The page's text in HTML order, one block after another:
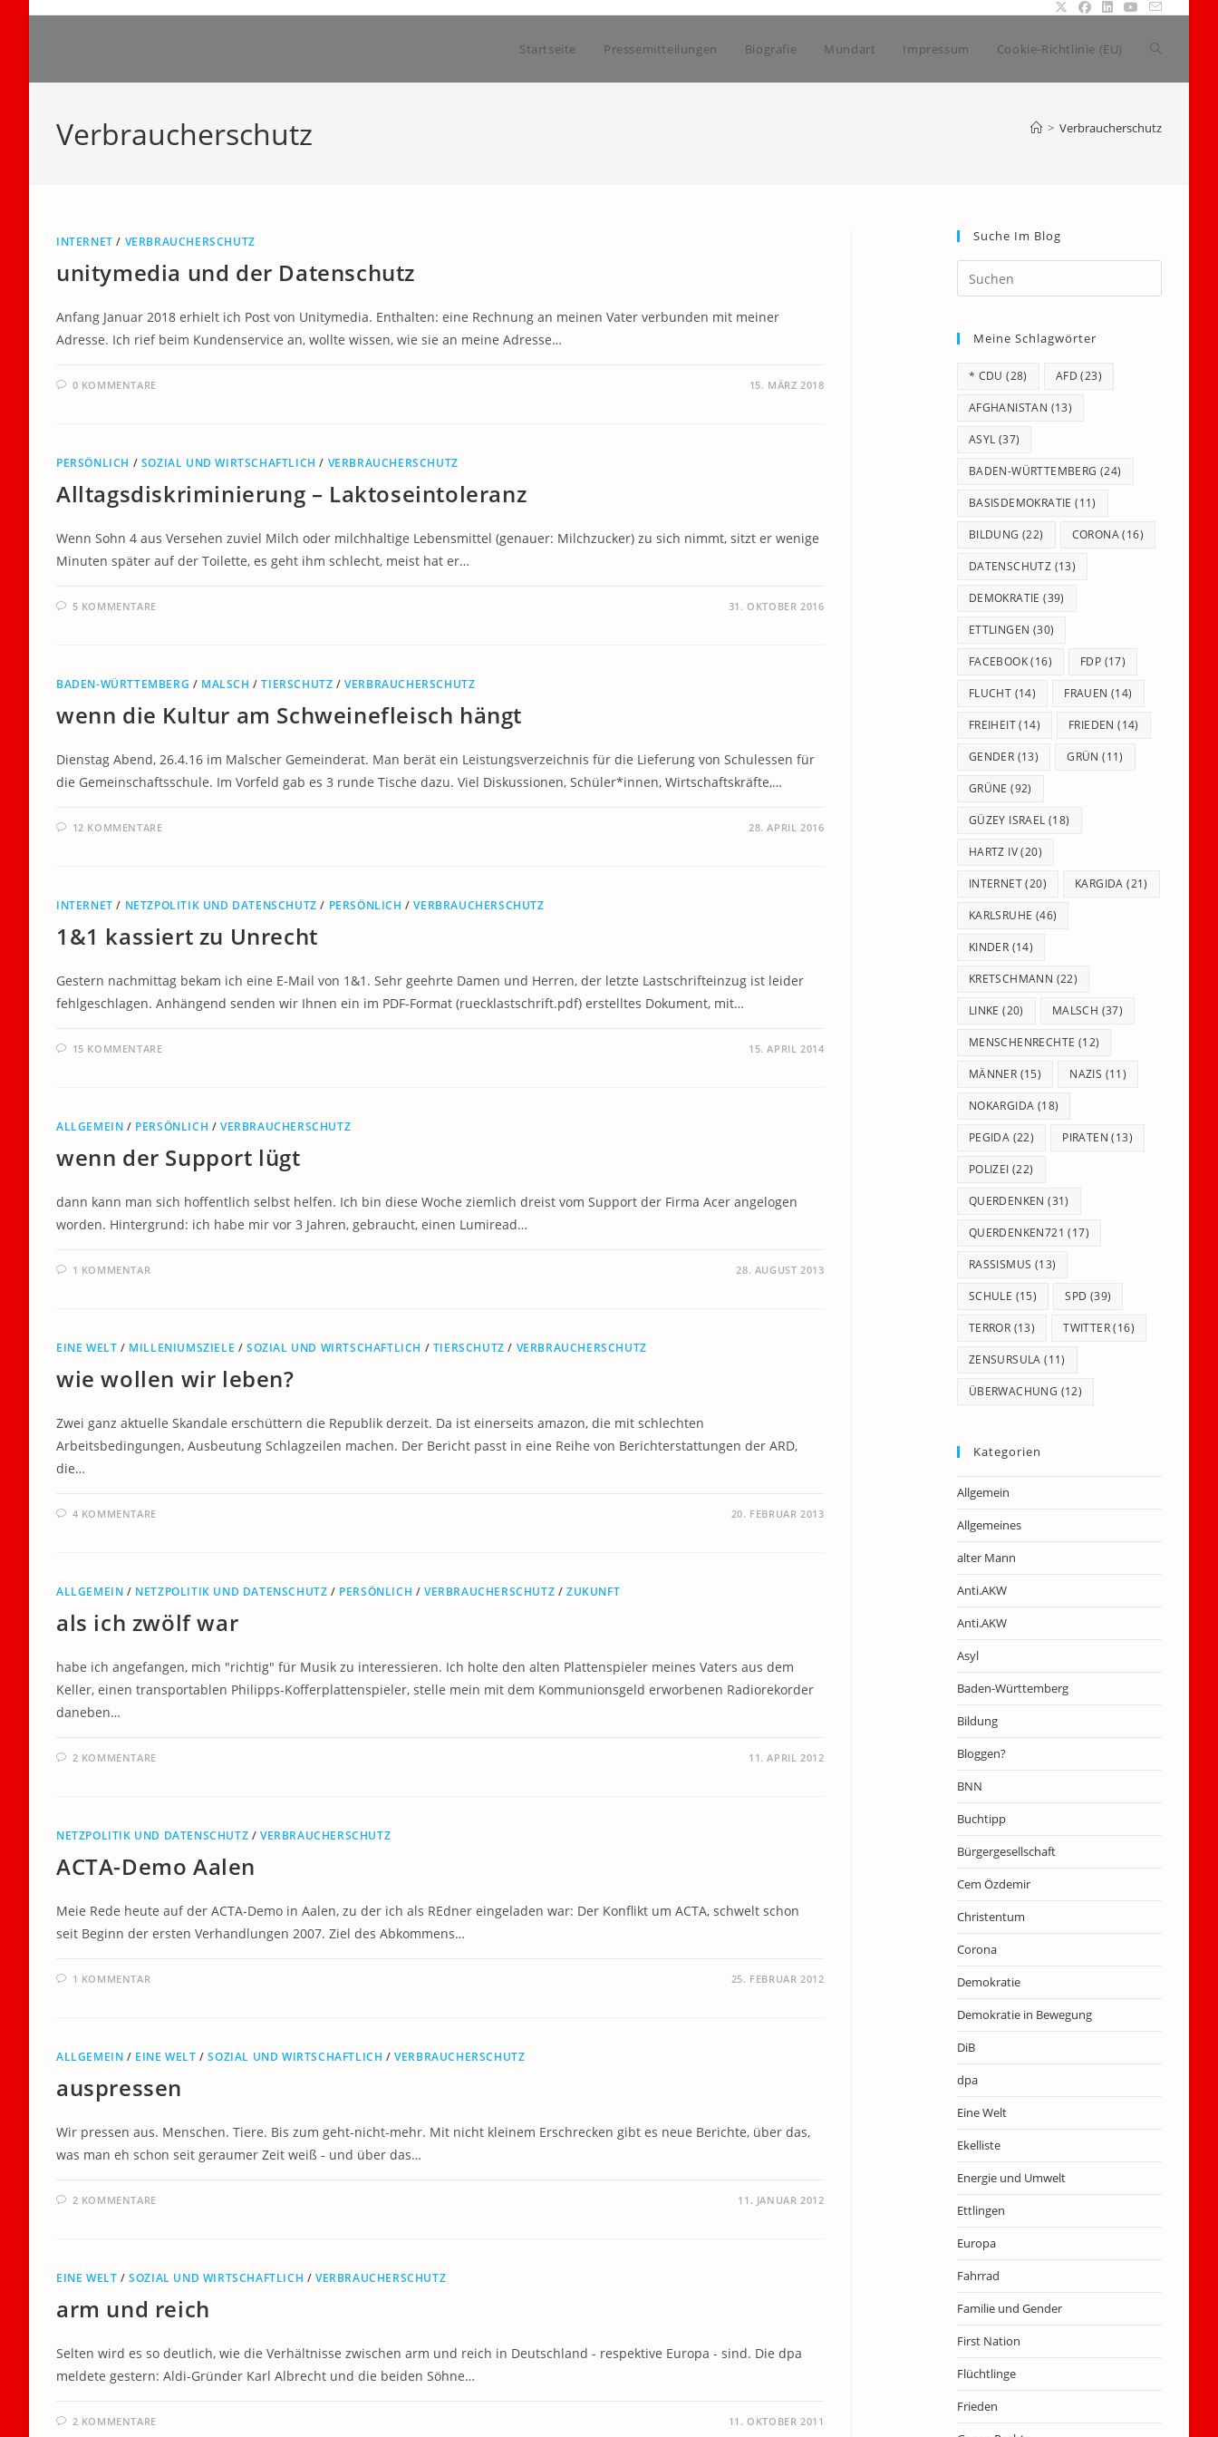
Startseite Pressemitteilungen Biografie Mundart Impressum Cookie-Richtlinie (EU) Website-
Verbraucherschutz > Verbraucherschutz
INTERNET / VERBRAUCHERSCHUTZ
unitymedia und der Datenschutz
Anfang Januar 2018 erhielt ich Post von Unitymedia. Enthalten: eine Rechnung an meinen Vater verbunden mit meiner
Adresse. Ich rief beim Kundenservice an, wollte wissen, wie sie an meine Adresse…
0 KOMMENTARE 15. MÄRZ 2018
PERSÖNLICH / SOZIAL UND WIRTSCHAFTLICH / VERBRAUCHERSCHUTZ
Alltagsdiskriminierung – Laktoseintoleranz
Wenn Sohn 4 aus Versehen zuviel Milch oder milchhaltige Lebensmittel (genauer: Milchzucker) zu sich nimmt, sitzt er wenige
Minuten später auf der Toilette, es geht ihm schlecht, meist hat er…
5 KOMMENTARE 31. OKTOBER 2016
BADEN-WÜRTTEMBERG / MALSCH /TIERSCHUTZ /VERBRAUCHERSCHUTZ
wenn die Kultur am Schweinefleisch hängt
Dienstag Abend, 26.4.16 im Malscher Gemeinderat. Man berät ein Leistungsverzeichnis für die Lieferung von Schulessen für
die Gemeinschaftsschule. Im Vorfeld gab es 3 runde Tische dazu. Viel Diskussionen, Schüler*innen, Wirtschaftskräfte,…
12 KOMMENTARE 28. APRIL 2016
INTERNET / NETZPOLITIK UND DATENSCHUTZ / PERSÖNLICH /VERBRAUCHERSCHUTZ
1&1 kassiert zu Unrecht
Gestern nachmittag bekam ich eine E-Mail von 1&1. Sehr geehrte Damen und Herren, der letzte Lastschrifteinzug ist leider
fehlgeschlagen. Anhängend senden wir Ihnen ein im PDF-Format (ruecklastschrift.pdf) erstelltes Dokument, mit…
15 KOMMENTARE 15. APRIL 2014
ALLGEMEIN / PERSÖNLICH /VERBRAUCHERSCHUTZ
wenn der Support lügt
dann kann man sich hoffentlich selbst helfen. Ich bin diese Woche ziemlich dreist vom Support der Firma Acer angelogen
worden. Hintergrund: ich habe mir vor 3 Jahren, gebraucht, einen Lumiread…
1 KOMMENTAR 28. AUGUST 2013
EINE WELT / MILLENIUMSZIELE /SOZIAL UND WIRTSCHAFTLICH / TIERSCHUTZ / VERBRAUCHERSCHUTZ
wie wollen wir leben?
Zwei ganz aktuelle Skandale erschüttern die Republik derzeit. Da ist einerseits amazon, die mit schlechten
Arbeitsbedingungen, Ausbeutung Schlagzeilen machen. Der Bericht passt in eine Reihe von Berichterstattungen der ARD,
die…
4 KOMMENTARE 20. FEBRUAR 2013
ALLGEMEIN / NETZPOLITIK UND DATENSCHUTZ / PERSÖNLICH /VERBRAUCHERSCHUTZ /ZUKUNFT
als ich zwölf war
habe ich angefangen, mich "richtig" für Musik zu interessieren. Ich holte den alten Plattenspieler meines Vaters aus dem
Keller, einen transportablen Philipps-Kofferplattenspieler, stelle mein mit dem Kommunionsgeld erworbenen Radiorekorder
daneben…
2 KOMMENTARE 11. APRIL 2012
NETZPOLITIK UND DATENSCHUTZ /VERBRAUCHERSCHUTZ
ACTA-Demo Aalen
Meie Rede heute auf der ACTA-Demo in Aalen, zu der ich als REdner eingeladen war: Der Konflikt um ACTA, schwelt schon
seit Beginn der ersten Verhandlungen 2007. Ziel des Abkommens…
1 KOMMENTAR 25. FEBRUAR 2012
ALLGEMEIN / EINE WELT /SOZIAL UND WIRTSCHAFTLICH /VERBRAUCHERSCHUTZ
auspressen
Wir pressen aus. Menschen. Tiere. Bis zum geht-nicht-mehr. Mit nicht kleinem Erschrecken gibt es neue Berichte, über das,
was man eh schon seit geraumer Zeit weiß - und über das…
2 KOMMENTARE 11. JANUAR 2012
EINE WELT /SOZIAL UND WIRTSCHAFTLICH /VERBRAUCHERSCHUTZ
arm und reich
Selten wird es so deutlich, wie die Verhältnisse zwischen arm und reich in Deutschland - respektive Europa - sind. Die dpa
meldete gestern: Aldi-Gründer Karl Albrecht und die beiden Söhne…
2 KOMMENTARE 11. OKTOBER 2011
Suche Im Blog
Escape
Meine Schlagwörter
* CDU (28) AFD (23)
AFGHANISTAN (13)
ASYL (37)
BADEN-WÜRTTEMBERG (24)
BASISDEMOKRATIE (11)
BILDUNG (22) CORONA(16)
DATENSCHUTZ (13)
DEMOKRATIE (39)
ETTLINGEN (30)
FACEBOOK(16) FDP (17)
FLUCHT (14) FRAUEN (14)
FREIHEIT(14) FRIEDEN (14)
GENDER (13) GRÜN (11)
GRÜNE (92)
GÜZEY ISRAEL (18)
HARTZ IV(20)
INTERNET(20) KARGIDA (21)
KARLSRUHE (46)
KINDER (14)
KRETSCHMANN (22)
LINKE (20) MALSCH (37)
MENSCHENRECHTE (12)
MÄNNER (15) NAZIS (11)
NOKARGIDA (18)
PEGIDA (22) PIRATEN (13)
POLIZEI (22)
QUERDENKEN (31)
QUERDENKEN721 (17)
RASSISMUS (13)
SCHULE (15) SPD (39)
TERROR (13) TWITTER(16)
ZENSURSULA (11)
ÜBERWACHUNG (12)
Kategorien
Allgemein
Allgemeines
alter Mann
Anti.AKW
Anti.AKW
Asyl
Baden-Württemberg
Bildung
Bloggen?
BNN
Buchtipp
Bürgergesellschaft
Cem Özdemir
Christentum
Corona
Demokratie
Demokratie in Bewegung
DiB
dpa
Eine Welt
Ekelliste
Energie und Umwelt
Ettlingen
Europa
Fahrrad
Familie und Gender
First Nation
Flüchtlinge
Frieden